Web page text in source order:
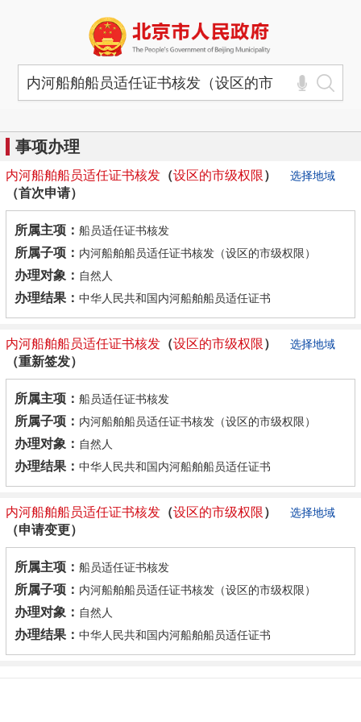
事项办理
选择地域
内河船舶船员适任证书核发 （设区的市级权限）
（首次申请）
所属主项： 船员适任证书核发
所属子项： 内河船舶船员适任证书核发（设区的市级权限）
办理对象： 自然人
办理结果： 中华人民共和国内河船舶船员适任证书
选择地域
内河船舶船员适任证书核发 （设区的市级权限）
（重新签发）
所属主项： 船员适任证书核发
所属子项： 内河船舶船员适任证书核发（设区的市级权限）
办理对象： 自然人
办理结果： 中华人民共和国内河船舶船员适任证书
选择地域
内河船舶船员适任证书核发 （设区的市级权限）
（申请变更）
所属主项： 船员适任证书核发
所属子项： 内河船舶船员适任证书核发（设区的市级权限）
办理对象： 自然人
办理结果： 中华人民共和国内河船舶船员适任证书